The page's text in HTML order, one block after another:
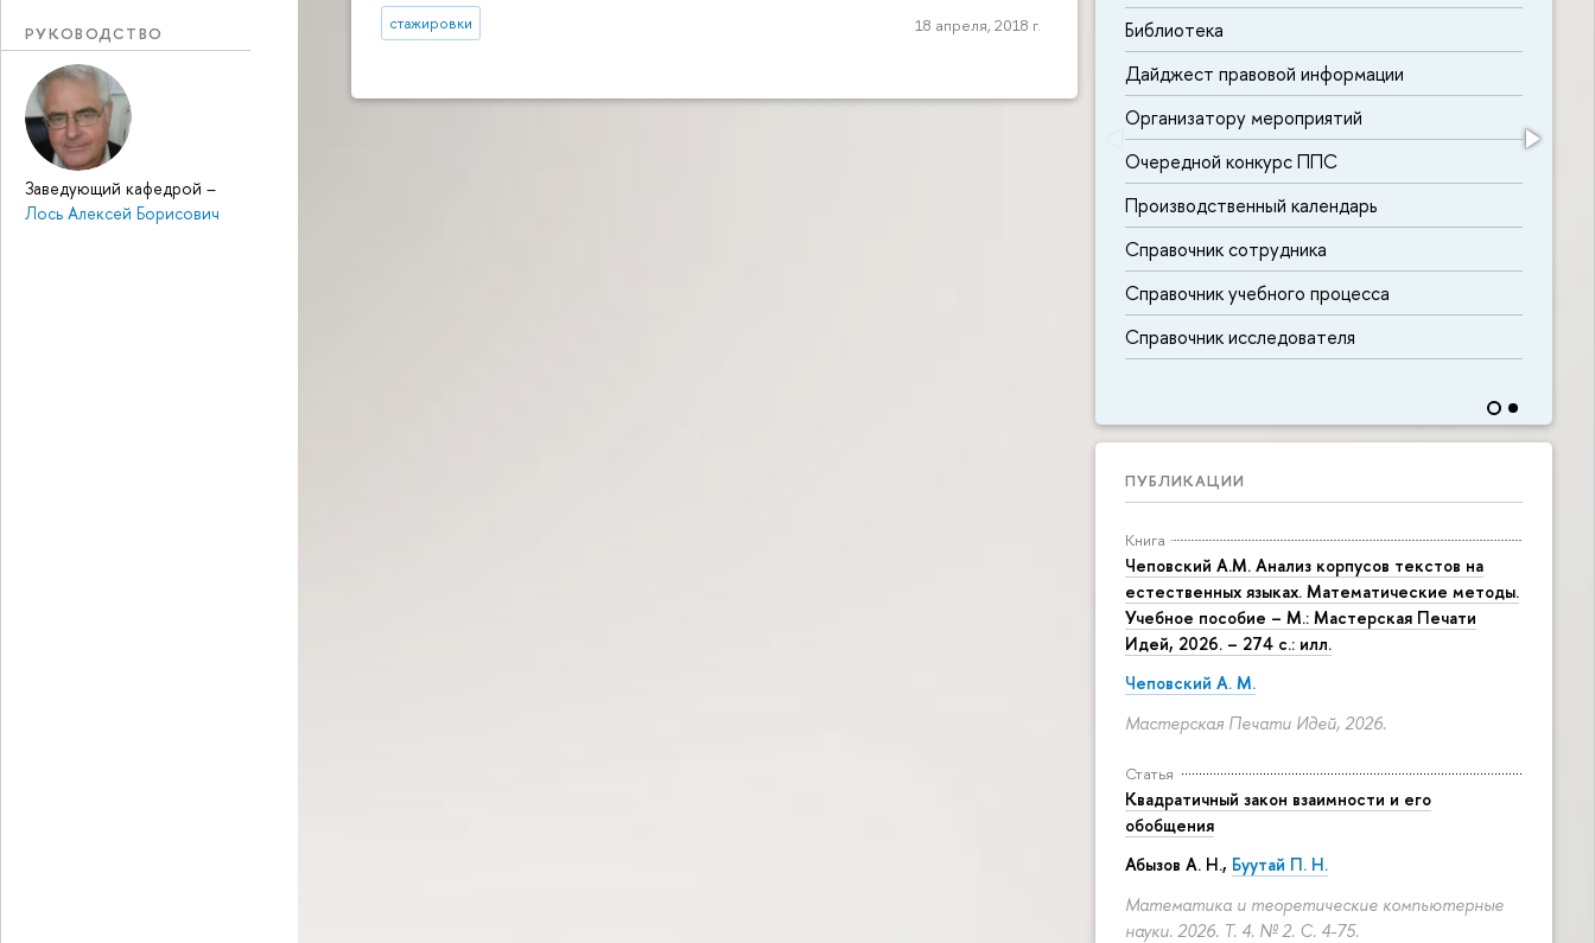
РУКОВОДСТВО
Заведующий кафедрой –
Лось Алексей Борисович
Библиотека
Дайджест правовой информации
Организатору мероприятий
Очередной конкурс ППС
Производственный календарь
Справочник сотрудника
Справочник учебного процесса
Справочник исследователя
ПУБЛИКАЦИИ
Книга
Чеповский А.М. Анализ корпусов текстов на
естественных языках. Математические методы.
Учебное пособие – М.: Мастерская Печати
Идей, 2026. – 274 с.: илл.
Чеповский А. М.
Мастерская Печати Идей, 2026.
Статья
Квадратичный закон взаимности и его
обобщения
Абызов А. Н., Буутай П. Н.
Математика и теоретические компьютерные
науки. 2026. Т. 4. № 2. С. 4-75.
стажировки 18 апреля, 2018 г.